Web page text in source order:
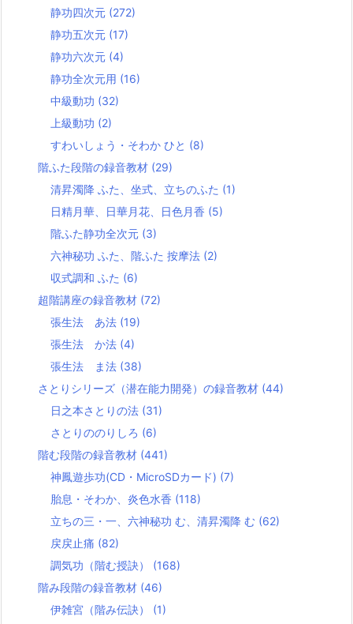
静功四次元 (272)
静功五次元 (17)
静功六次元 (4)
静功全次元用 (16)
中級動功 (32)
上級動功 (2)
すわいしょう・そわか ひと (8)
階ふた段階の録音教材 (29)
清昇濁降 ふた、坐式、立ちのふた (1)
日精月華、日華月花、日色月香 (5)
階ふた静功全次元 (3)
六神秘功 ふた、階ふた 按摩法 (2)
収式調和 ふた (6)
超階講座の録音教材 (72)
張生法 あ法 (19)
張生法 か法 (4)
張生法 ま法 (38)
さとりシリーズ（潜在能力開発）の録音教材 (44)
日之本さとりの法 (31)
さとりののりしろ (6)
階む段階の録音教材 (441)
神鳳遊歩功(CD・MicroSDカード) (7)
胎息・そわか、炎色水香 (118)
立ちの三・一、六神秘功 む、清昇濁降 む (62)
戻戻止痛 (82)
調気功（階む授訣） (168)
階み段階の録音教材 (46)
伊雑宮（階み伝訣） (1)